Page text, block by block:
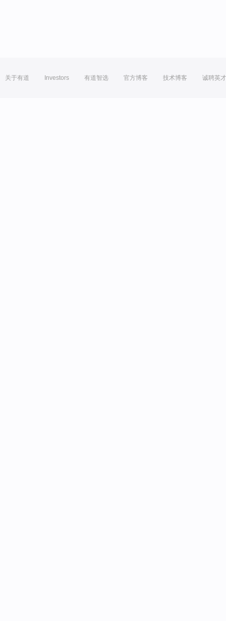
关于有道 Investors 有道智选 官方博客 技术博客 诚聘英才